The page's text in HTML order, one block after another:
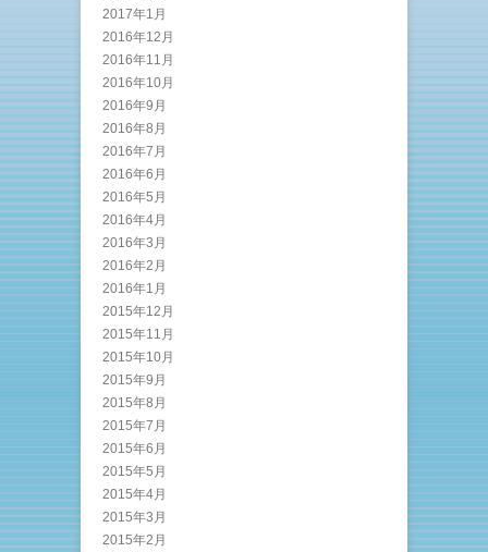
2017年1月
2016年12月
2016年11月
2016年10月
2016年9月
2016年8月
2016年7月
2016年6月
2016年5月
2016年4月
2016年3月
2016年2月
2016年1月
2015年12月
2015年11月
2015年10月
2015年9月
2015年8月
2015年7月
2015年6月
2015年5月
2015年4月
2015年3月
2015年2月